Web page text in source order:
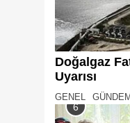
Doğalgaz
Uyarısı
GENEL GÜNDEM
6